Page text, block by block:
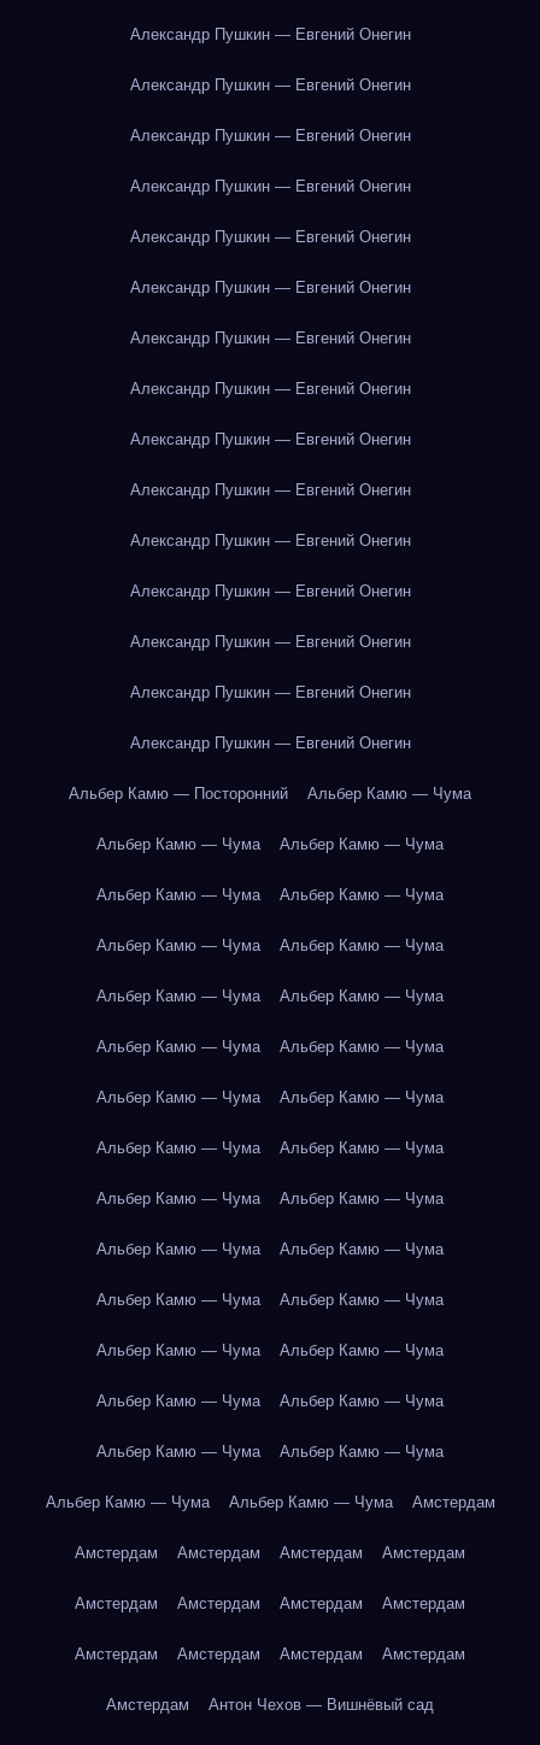
Александр Пушкин — Евгений Онегин
Александр Пушкин — Евгений Онегин
Александр Пушкин — Евгений Онегин
Александр Пушкин — Евгений Онегин
Александр Пушкин — Евгений Онегин
Александр Пушкин — Евгений Онегин
Александр Пушкин — Евгений Онегин
Александр Пушкин — Евгений Онегин
Александр Пушкин — Евгений Онегин
Александр Пушкин — Евгений Онегин
Александр Пушкин — Евгений Онегин
Александр Пушкин — Евгений Онегин
Александр Пушкин — Евгений Онегин
Александр Пушкин — Евгений Онегин
Александр Пушкин — Евгений Онегин
Альбер Камю — Посторонний Альбер Камю — Чума
Альбер Камю — Чума Альбер Камю — Чума
Альбер Камю — Чума Альбер Камю — Чума
Альбер Камю — Чума Альбер Камю — Чума
Альбер Камю — Чума Альбер Камю — Чума
Альбер Камю — Чума Альбер Камю — Чума
Альбер Камю — Чума Альбер Камю — Чума
Альбер Камю — Чума Альбер Камю — Чума
Альбер Камю — Чума Альбер Камю — Чума
Альбер Камю — Чума Альбер Камю — Чума
Альбер Камю — Чума Альбер Камю — Чума
Альбер Камю — Чума Альбер Камю — Чума
Альбер Камю — Чума Альбер Камю — Чума
Альбер Камю — Чума Альбер Камю — Чума
Альбер Камю — Чума Альбер Камю — Чума Амстердам
Амстердам Амстердам Амстердам Амстердам
Амстердам Амстердам Амстердам Амстердам
Амстердам Амстердам Амстердам Амстердам
Амстердам Антон Чехов — Вишнёвый сад